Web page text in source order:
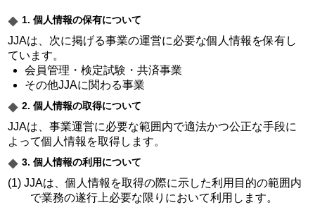
1. 個人情報の保有について
JJAは、次に掲げる事業の運営に必要な個人情報を保有し
ています。
会員管理・検定試験・共済事業
その他JJAに関わる事業
2. 個人情報の取得について
JJAは、事業運営に必要な範囲内で適法かつ公正な手段に
よって個人情報を取得します。
3. 個人情報の利用について
(1) JJAは、個人情報を取得の際に示した利用目的の範囲内
で業務の遂行上必要な限りにおいて利用します。